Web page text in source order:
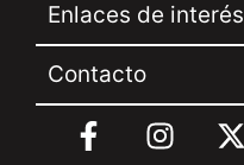
Enlaces de interés
Contacto